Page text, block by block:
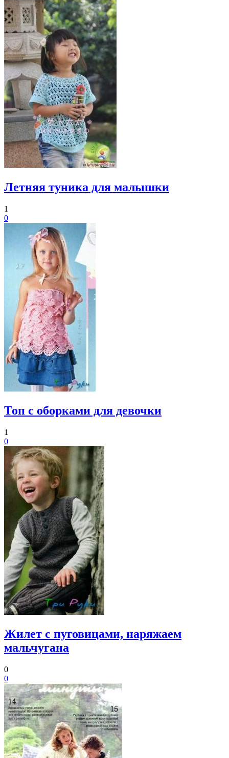
Летняя туника для малышки
1
0
Топ с оборками для девочки
1
0
Жилет с пуговицами, наряжаем
мальчугана
0
0